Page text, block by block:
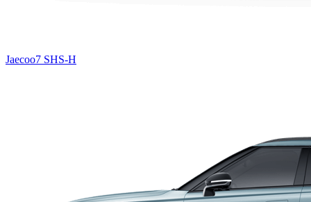
Jaecoo7 SHS-H